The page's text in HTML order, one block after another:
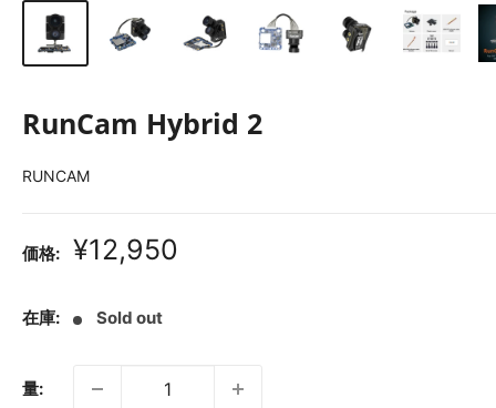
RunCam Hybrid 2
RUNCAM
価格:
販
価
格
¥12,950
在庫: Sold out
量: